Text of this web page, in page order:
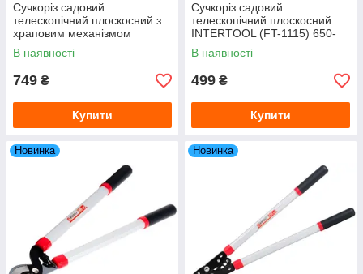
Сучкоріз садовий
телескопічний плоскосний з
храповим механізмом
INTERTOOL (FT-1118) 700-
1030 мм
В наявності
749 ₴
Купити
Сучкоріз садовий
телескопічний плоскосний
INTERTOOL (FT-1115) 650-
980 мм
В наявності
499 ₴
Купити
Новинка Новинка